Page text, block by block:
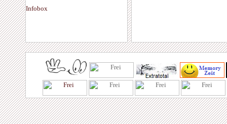
Infobox